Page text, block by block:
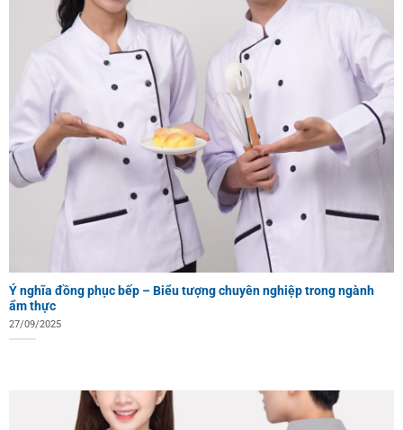
Ý nghĩa đồng phục bếp – Biểu tượng chuyên nghiệp trong ngành
ẩm thực
27/09/2025